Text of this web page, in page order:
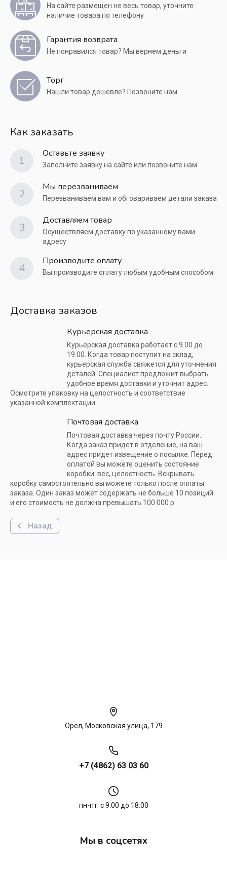
На сайте размещен не весь товар, уточните
наличие товара по телефону
Гарантия возврата
Не понравился товар? Мы вернем деньги
Торг
Нашли товар дешевле? Позвоните нам
Как заказать
1
Оставьте заявку
Заполните заявку на сайте или позвоните нам
2
Мы перезваниваем
Перезваниваем вам и обговариваем детали заказа
3
Доставляем товар
Осуществляем доставку по указанному вами
адресу
4
Производите оплату
Вы производите оплату любым удобным способом
Доставка заказов
Курьерская доставка
Курьерская доставка работает с 9.00 до
19.00. Когда товар поступит на склад,
курьерская служба свяжется для уточнения
деталей. Специалист предложит выбрать
удобное время доставки и уточнит адрес.
Осмотрите упаковку на целостность и соответствие
указанной комплектации.
Почтовая доставка
Почтовая доставка через почту России.
Когда заказ придет в отделение, на ваш
адрес придет извещение о посылке. Перед
оплатой вы можете оценить состояние
коробки: вес, целостность. Вскрывать
коробку самостоятельно вы можете только после оплаты
заказа. Один заказ может содержать не больше 10 позиций
и его стоимость не должна превышать 100 000 р.
Назад
Орел, Московская улица, 179
+7 (4862) 63 03 60
пн-пт: с 9:00 до 18:00
Мы в соцсетях